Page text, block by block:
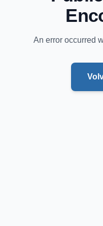
An error occurred